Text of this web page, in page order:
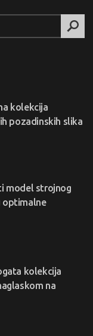
kolekcija
pozadinskih slika
model strojnog
optimalne
kolekcija
na